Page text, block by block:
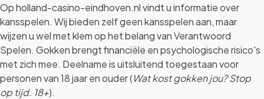
Op holland-casino-eindhoven.nl vindt u informatie over
kansspelen. Wij bieden zelf geen kansspelen aan, maar
wijzen u wel met klem op het belang van Verantwoord
Spelen. Gokken brengt financiële en psychologische risico's
met zich mee. Deelname is uitsluitend toegestaan voor
personen van 18 jaar en ouder (Wat kost gokken jou? Stop
op tijd. 18+).